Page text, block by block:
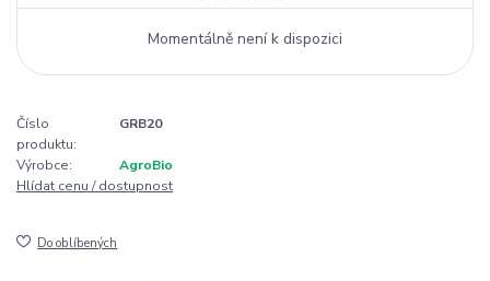
Momentálně není k dispozici
Číslo
produktu:
GRB20
Výrobce:
AgroBio
Hlídat cenu / dostupnost
Do oblíbených